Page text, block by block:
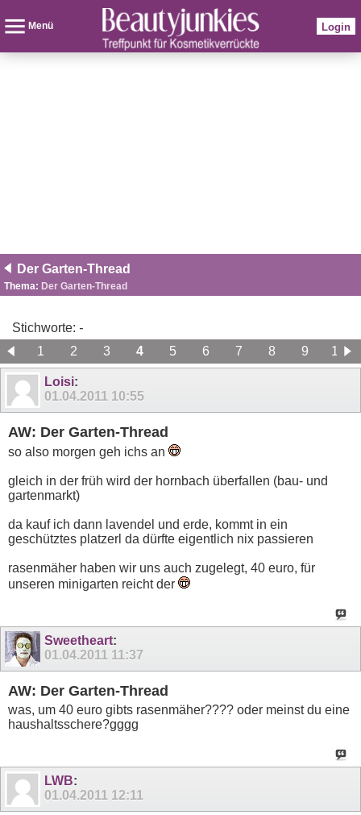
Menü Login
Der Garten-Thread
Thema: Der Garten-Thread
Stichworte: -
1
2 3 4 5 6 7 8 9
10
11
12
Loisi:
01.04.2011 10:55
AW: Der Garten-Thread
so also morgen geh ichs an
gleich in der früh wird der hornbach überfallen (bau- und
gartenmarkt)
da kauf ich dann lavendel und erde, kommt in ein
geschütztes platzerl da dürfte eigentlich nix passieren
rasenmäher haben wir uns auch zugelegt, 40 euro, für
unseren minigarten reicht der
Sweetheart:
01.04.2011 11:37
AW: Der Garten-Thread
was, um 40 euro gibts rasenmäher???? oder meinst du eine
haushaltsschere?gggg
LWB:
01.04.2011 12:11